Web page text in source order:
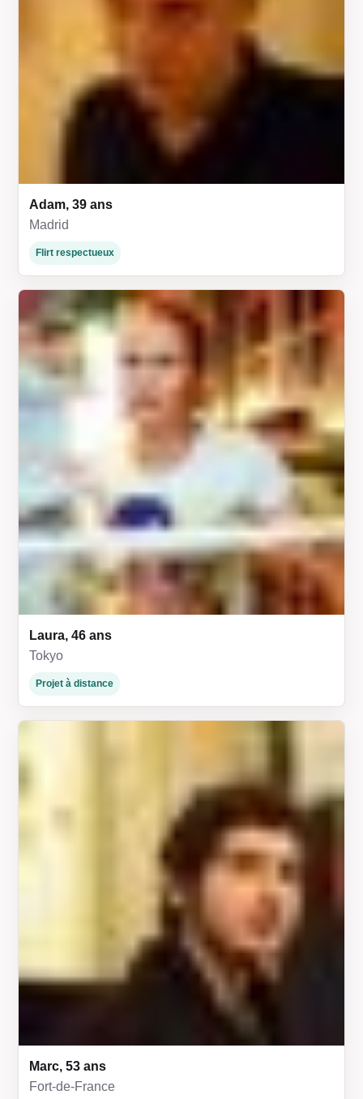
Adam, 39 ans
Madrid
Flirt respectueux
Laura, 46 ans
Tokyo
Projet à distance
Marc, 53 ans
Fort-de-France